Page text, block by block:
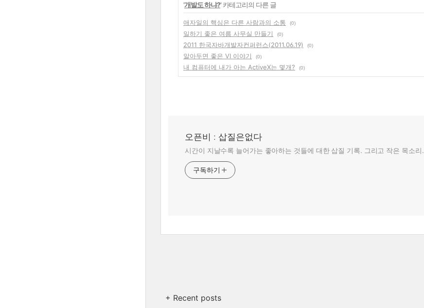
'개발도 하냐?' 카테고리의 다른 글
애자일의 핵심은 다른 사람과의 소통 (0)
일하기 좋은 여름 사무실 만들기
(0)
2011 한국자바개발자컨퍼런스(2011.06.19)
(0)
알아두면 좋은 VI 이야기
(0)
내 컴퓨터에 내가 아는 ActiveX는 몇개?
(0)
오픈비 : 삽질은없다
시간이 지날수록 늘어가는 좋아하는 것들에 대한 삽질 기록. 그리고 작은 목소리.
구독하기
+ Recent posts